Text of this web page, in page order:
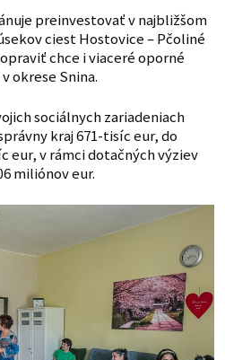
preinvestovať v najbližšom
ciest Hostovice – Pčoliné
chce i viaceré oporné
okrese Snina.
sociálnych zariadeniach
kraj 671-tisíc eur, do
eur, v rámci dotačných výziev
miliónov eur.